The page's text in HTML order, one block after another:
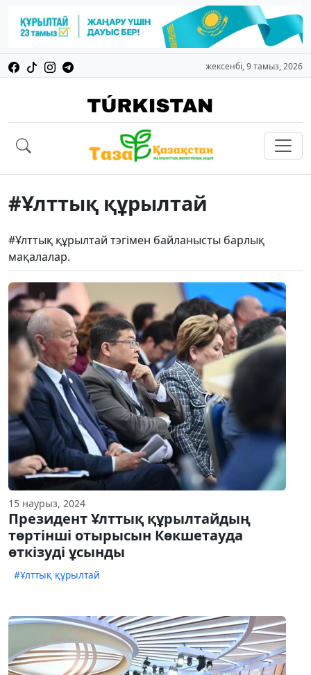
жексенбі, 9 тамыз, 2026
#Ұлттық құрылтай
#Ұлттық құрылтай тэгімен байланысты барлық
мақалалар.
15 наурыз, 2024
Президент Ұлттық құрылтайдың
төртінші отырысын Көкшетауда
өткізуді ұсынды
#Ұлттық құрылтай